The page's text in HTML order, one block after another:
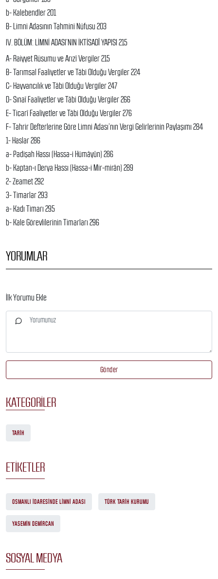
b- Kalebendler 201
B- Limni Adasının Tahmini Nüfusu 203
IV. BÖLÜM: LİMNİ ADASI’NIN İKTİSADÎ YAPISI 215
A- Raiyyet Rüsumu ve Arızî Vergiler 215
B- Tarımsal Faaliyetler ve Tâbi Olduğu Vergiler 224
C- Hayvancılık ve Tâbi Olduğu Vergiler 247
D- Sınaî Faaliyetler ve Tâbi Olduğu Vergiler 266
E- Ticarî Faaliyetler ve Tâbi Olduğu Vergiler 276
F- Tahrir Defterlerine Göre Limni Adası’nın Vergi Gelirlerinin Paylaşımı 284
1- Haslar 286
a- Padişah Hassı (Hassa-i Hümâyûn) 286
b- Kaptan-ı Derya Hassı (Hassa-i Mir-mirân) 289
2- Zeamet 292
3- Timarlar 293
a- Kadı Timarı 295
b- Kale Görevlilerinin Timarları 296
YORUMLAR
İlk Yorumu Ekle
Gönder
KATEGORILER
TARIH
ETIKETLER
OSMANLI İDARESINDE LIMNI ADASI TÜRK TARIH KURUMU
YASEMIN DEMIRCAN
SOSYAL MEDYA